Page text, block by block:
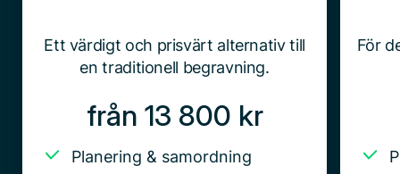
Ett värdigt och prisvärt alternativ till
en traditionell begravning.
från 13 800 kr
Planering & samordning
För